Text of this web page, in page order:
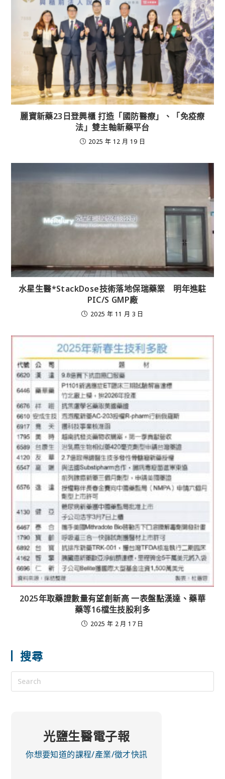
麗寶新藥23日登興櫃 打造「國防醫療」、「免疫療
法」雙主軸新藥平台
2025 年 12 月 19 日
水星生醫*StackDose技術落地保瑞藥業 明年進駐
PIC/S GMP廠
2025 年 11 月 3 日
2025年取藥證數量有望創新高 一表盤點漢達、藥華
藥等16檔生技股利多
2025 年 2 月 17 日
搜尋
光鹽生醫電子報
你想要知道的課程/產業/徵才快訊